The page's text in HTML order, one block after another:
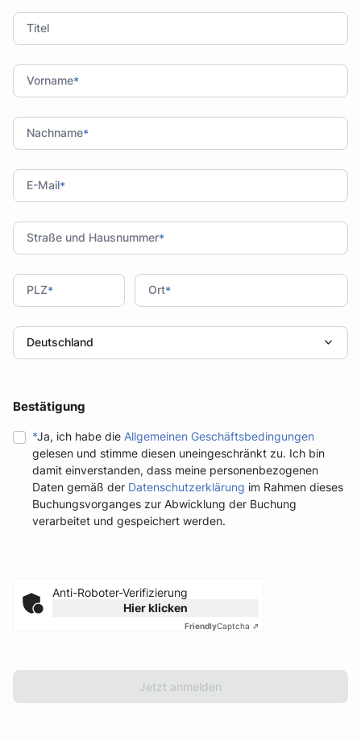
Titel
Vorname*
Nachname*
E-Mail*
Straße und Hausnummer*
PLZ* Ort*
Deutschland
Bestätigung
*Ja, ich habe die Allgemeinen Geschäftsbedingungen
gelesen und stimme diesen uneingeschränkt zu. Ich bin
damit einverstanden, dass meine personenbezogenen
Daten gemäß der Datenschutzerklärung im Rahmen dieses
Buchungsvorganges zur Abwicklung der Buchung
verarbeitet und gespeichert werden.
Anti-Roboter-Verifizierung
Hier klicken
FriendlyCaptcha ⇗
Jetzt anmelden